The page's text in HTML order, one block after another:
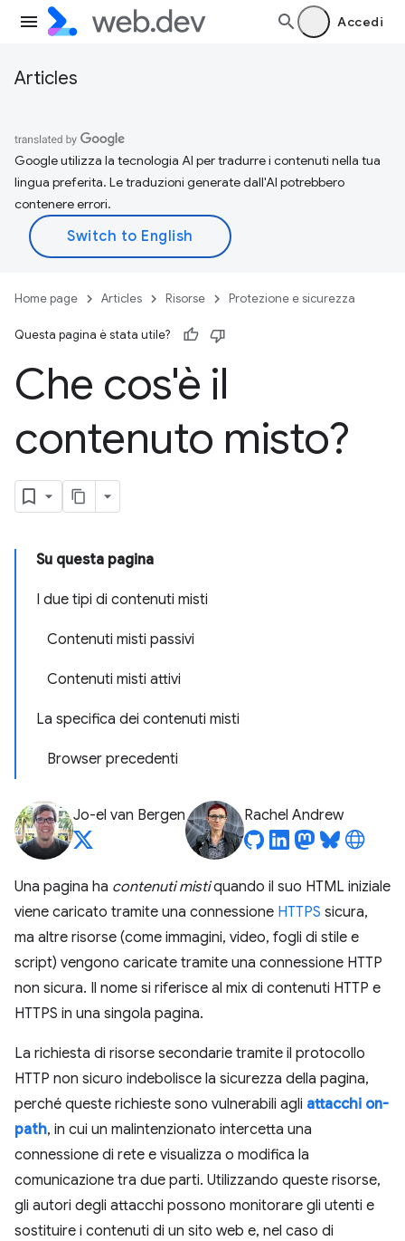
Accedi
Articles
Google utilizza la tecnologia AI per tradurre i contenuti nella tua
lingua preferita. Le traduzioni generate dall'AI potrebbero
contenere errori.
Home page Articles Risorse Protezione e sicurezza
Questa pagina è stata utile?
Che cos'è il
contenuto misto?
Su questa pagina
I due tipi di contenuti misti
Contenuti misti passivi
Contenuti misti attivi
La specifica dei contenuti misti
Browser precedenti
Jo-el van Bergen Rachel Andrew
Una pagina ha contenuti mistiquando il suo HTML iniziale
viene caricato tramite una connessione HTTPS sicura,
ma altre risorse (come immagini, video, fogli di stile e
script) vengono caricate tramite una connessione HTTP
non sicura. Il nome si riferisce al mix di contenuti HTTP e
HTTPS in una singola pagina.
La richiesta di risorse secondarie tramite il protocollo
HTTP non sicuro indebolisce la sicurezza della pagina,
perché queste richieste sono vulnerabili agli attacchi on-
path, in cui un malintenzionato intercetta una
connessione di rete e visualizza o modifica la
comunicazione tra due parti. Utilizzando queste risorse,
gli autori degli attacchi possono monitorare gli utenti e
sostituire i contenuti di un sito web e, nel caso di